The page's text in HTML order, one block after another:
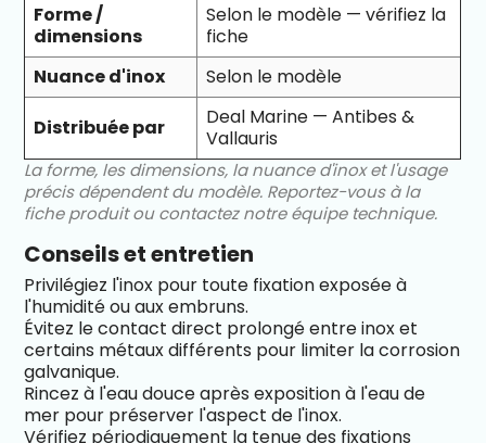
Forme /
dimensions
Selon le modèle — vérifiez la
fiche
Nuance d'inox
Selon le modèle
Distribuée par
Deal Marine — Antibes &
Vallauris
La forme, les dimensions, la nuance d'inox et l'usage
précis dépendent du modèle. Reportez-vous à la
fiche produit ou contactez notre équipe technique.
Conseils et entretien
Privilégiez l'inox pour toute fixation exposée à
l'humidité ou aux embruns.
Évitez le contact direct prolongé entre inox et
certains métaux différents pour limiter la corrosion
galvanique.
Rincez à l'eau douce après exposition à l'eau de
mer pour préserver l'aspect de l'inox.
Vérifiez périodiquement la tenue des fixations